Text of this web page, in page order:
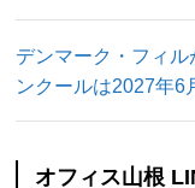
デンマーク・フィ
ンクールは2027年6
オフィス山根